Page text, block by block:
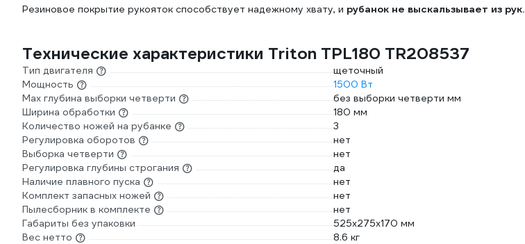
Резиновое покрытие рукояток способствует надежному хвату, и рубанок не выскальзывает из рук.
Технические характеристики Triton TPL180 TR208537
Тип двигателя
щеточный
Мощность
1500 Вт
Мах глубина выборки четверти
без выборки четверти мм
Ширина обработки
180 мм
Количество ножей на рубанке
3
Регулировка оборотов
нет
Выборка четверти
нет
Регулировка глубины строгания
да
Наличие плавного пуска
нет
Комплект запасных ножей
нет
Пылесборник в комплекте
нет
Габариты без упаковки
525х275х170 мм
Вес нетто
8.6 кг